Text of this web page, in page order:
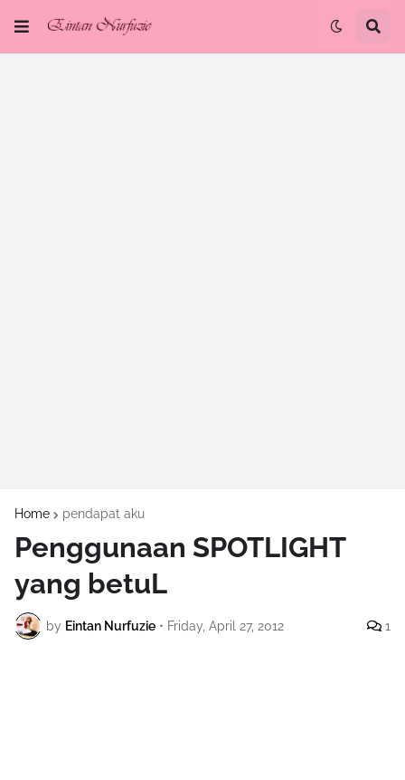
Home pendapat aku
Penggunaan SPOTLIGHT
yang betuL
by Eintan Nurfuzie • Friday, April 27, 2012 1